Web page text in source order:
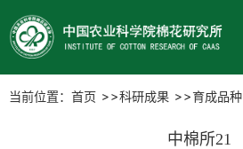
当前位置： 首页 科研成果 育成品种
中棉所21